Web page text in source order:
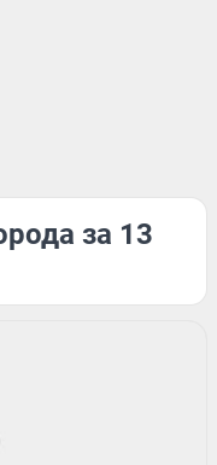
за 13